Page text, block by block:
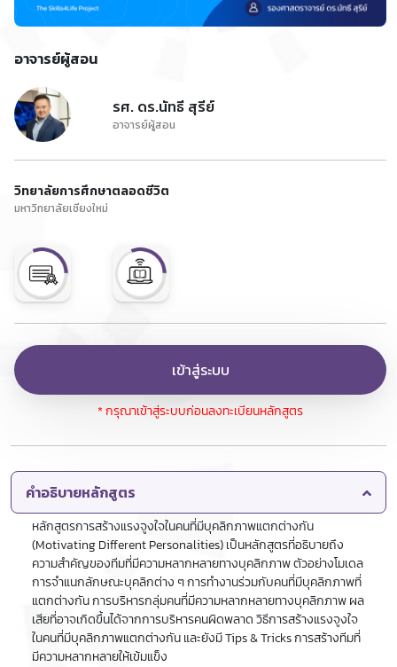
คำอธิบายหลักสูตร
หลักสูตรการสร้างแรงจูงใจในคนที่มีบุคลิกภาพแตกต่างกัน
(Motivating Different Personalities) เป็นหลักสูตรที่อธิบายถึง
ความสำคัญของทีมที่มีความหลากหลายทางบุคลิกภาพ ตัวอย่างโมเดล
การจำแนกลักษณะบุคลิกต่าง ๆ การทำงานร่วมกับคนที่มีบุคลิกภาพที่
แตกต่างกัน การบริหารกลุ่มคนที่มีความหลากหลายทางบุคลิกภาพ ผล
เสียที่อาจเกิดขึ้นได้จากการบริหารคนผิดพลาด วิธีการสร้างแรงจูงใจ
ในคนที่มีบุคลิกภาพแตกต่างกัน และยังมี Tips & Tricks การสร้างทีมที่
มีความหลากหลายให้เข้มแข็ง
อาจารย์ผู้สอน
รศ. ดร.นัทธี สุรีย์
อาจารย์ผู้สอน
วิทยาลัยการศึกษาตลอดชีวิต
มหาวิทยาลัยเชียงใหม่
เข้าสู่ระบบ
* กรุณาเข้าสู่ระบบก่อนลงทะเบียนหลักสูตร